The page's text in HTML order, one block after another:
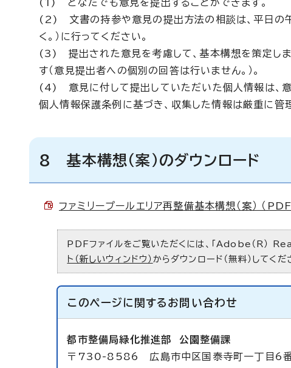
(1) どなたでも意見を提出することができます。
(2) 文書の持参や意見の提出方法の相談は、平日の
く。）に行ってください。
(3) 提出された意見を考慮して、基本構想を策定しま
す（意見提出者への個別の回答は行いません。）。
(4) 意見に付して提出していただいた個人情報は、意
個人情報保護条例に基づき、収集した情報は厳重に管理
8 基本構想（案）のダウンロード
ファミリープールエリア再整備基本構想（案） （
PDFファイルをご覧いただくには、「Adobe（R）
ト（新しいウィンドウ） からダウンロード（無料）してくだ
このページに関する お問い合わせ
都市整備局緑化推進部 公園整備課
〒730-8586 広島市中区国泰寺町一丁目6